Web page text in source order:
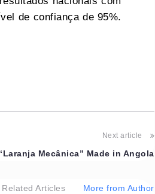
de confiança de 95%.
Next article
Mecânica” Made in Angola
Related Articles More from Author